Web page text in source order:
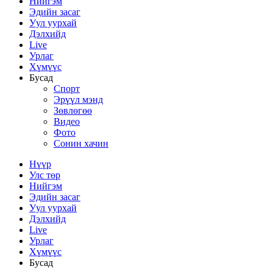
Эдийн засаг
Уул уурхай
Дэлхийд
Live
Урлаг
Хүмүүс
Бусад
Спорт
Эрүүл мэнд
Зөвлөгөө
Видео
Фото
Сонин хачин
Нүүр
Улс төр
Нийгэм
Эдийн засаг
Уул уурхай
Дэлхийд
Live
Урлаг
Хүмүүс
Бусад